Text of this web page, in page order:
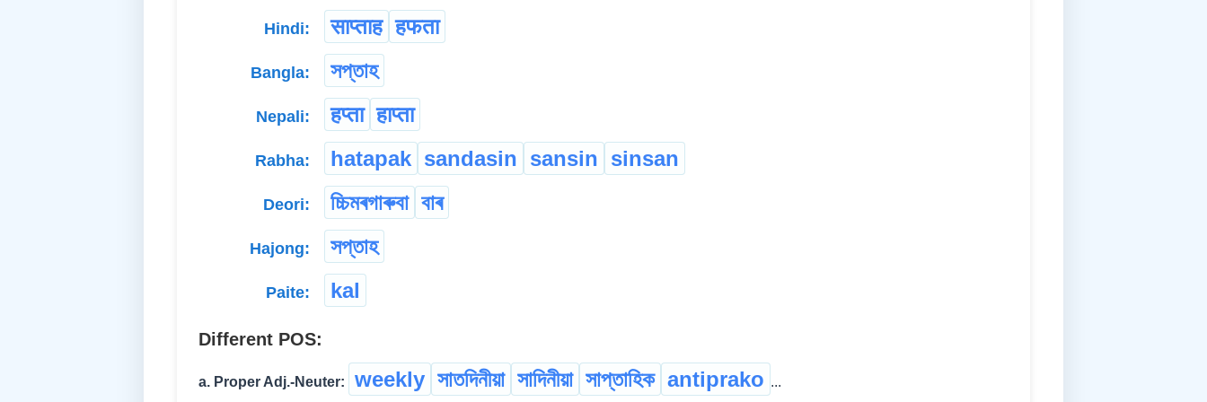
Hindi: साप्ताह हफता
Bangla: সপ্তাহ
Nepali: हप्ता हाप्ता
Rabha: hatapak sandasin sansin sinsan
Deori: চ্চিমৰগাৰুবা বাৰ
Hajong: সপ্তাহ
Paite: kal
Different POS:
a. Proper Adj.-Neuter: weekly সাতদিনীয়া সাদিনীয়া সাপ্তাহিক antiprako ...